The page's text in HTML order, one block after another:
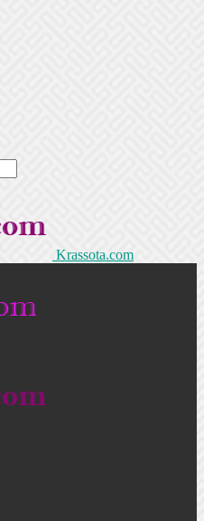
Krassota.com